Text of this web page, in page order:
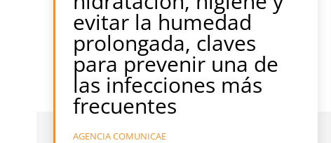
evitar la humedad
prolongada, claves
para prevenir una de
las infecciones más
frecuentes
AGENCIA COMUNICAE